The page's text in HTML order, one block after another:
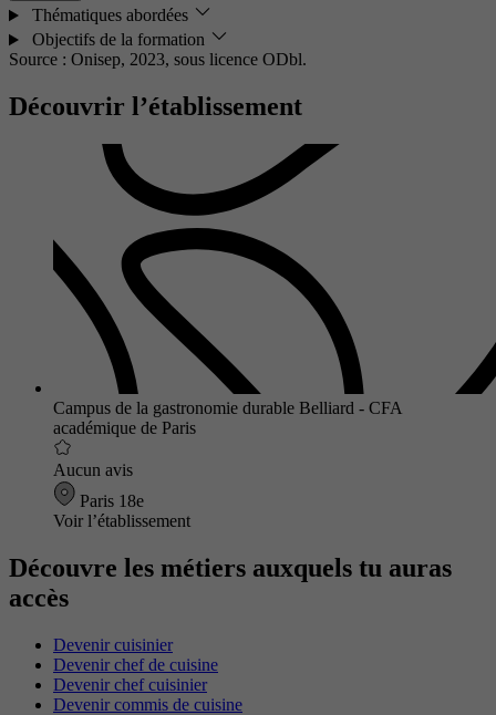
Thématiques abordées
Objectifs de la formation
Source : Onisep, 2023, sous licence ODbl.
Découvrir l’établissement
Campus de la gastronomie durable Belliard - CFA
académique de Paris
Aucun avis
Paris 18e
Voir l’établissement
Découvre les métiers auxquels tu auras
accès
Devenir cuisinier
Devenir chef de cuisine
Devenir chef cuisinier
Devenir commis de cuisine